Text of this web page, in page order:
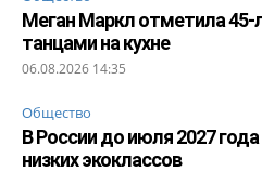
Меган Маркл отметила 45-
танцами на кухне
06.08.2026 14:35
Общество
В России до июля 2027
низких экоклассов